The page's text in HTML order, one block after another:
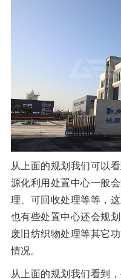
从上面的规划我们可以
源化利用处置中心一般
理、可回收处理等等，
也有些处置中心还会规
废旧纺织物处理等其它
情况。
从上面的规划我们看到